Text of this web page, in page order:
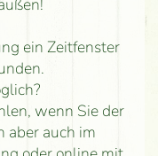
ein Zeitfenster
wenn Sie der
aber auch im